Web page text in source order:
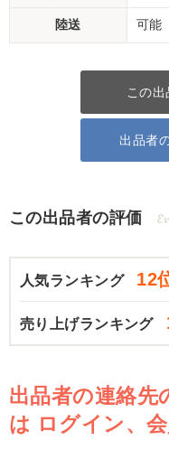
陸送 可能
この
出品者
この出品者の評価
人気ランキング 12
売り上げランキング
出品者の連絡先
は ログイン、